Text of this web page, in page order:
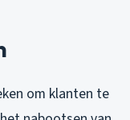
om klanten te